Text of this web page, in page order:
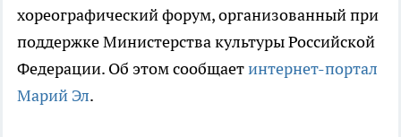
хореографический форум, организованный при
поддержке Министерства культуры Российской
Федерации. Об этом сообщаетинтернет-портал
Марий Эл.